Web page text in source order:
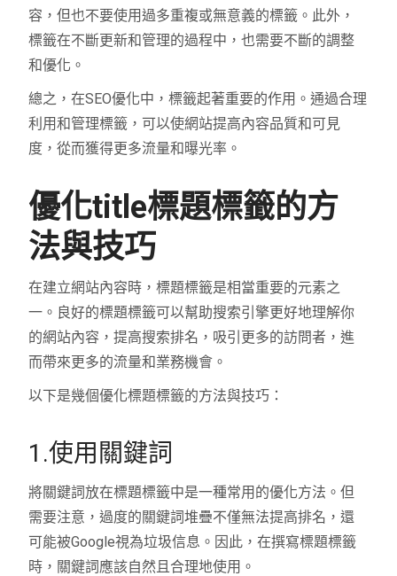
容，但也不要使用過多重複或無意義的標籤。此外，
標籤在不斷更新和管理的過程中，也需要不斷的調整
和優化。
總之，在SEO優化中，標籤起著重要的作用。通過合理
利用和管理標籤，可以使網站提高內容品質和可見
度，從而獲得更多流量和曝光率。
優化title標題標籤的方
法與技巧
在建立網站內容時，標題標籤是相當重要的元素之
一。良好的標題標籤可以幫助搜索引擎更好地理解你
的網站內容，提高搜索排名，吸引更多的訪問者，進
而帶來更多的流量和業務機會。
以下是幾個優化標題標籤的方法與技巧：
1.使用關鍵詞
將關鍵詞放在標題標籤中是一種常用的優化方法。但
需要注意，過度的關鍵詞堆疊不僅無法提高排名，還
可能被Google視為垃圾信息。因此，在撰寫標題標籤
時，關鍵詞應該自然且合理地使用。